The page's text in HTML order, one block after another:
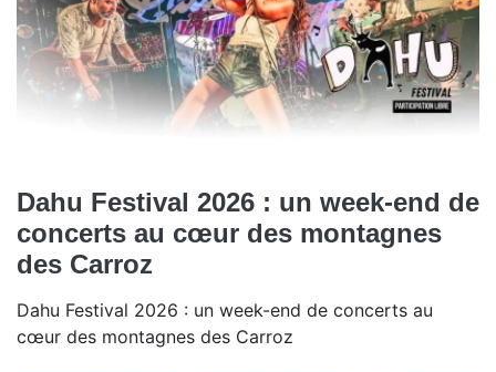
Dahu Festival 2026 : un week-end de
concerts au cœur des montagnes
des Carroz
Dahu Festival 2026 : un week-end de concerts au
cœur des montagnes des Carroz